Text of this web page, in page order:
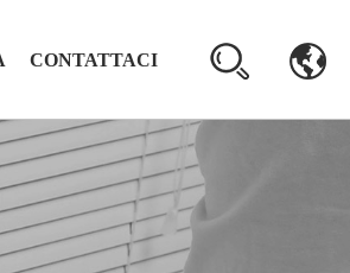
CONTATTACI